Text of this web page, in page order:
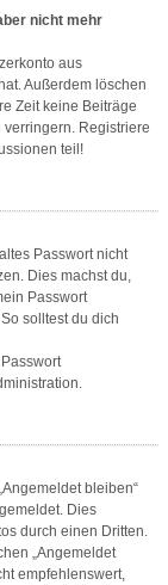
nicht mehr
aus
Außerdem löschen
Zeit keine Beiträge
Registriere
teil!
Passwort nicht
Dies machst du,
Passwort
solltest du dich
bleiben“
Dies
durch einen Dritten.
„Angemeldet
empfehlenswert,